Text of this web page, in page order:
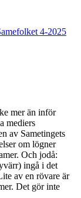
4-2025
mer än inför
mediers
av Sametingets
om lögner
Och jodå:
ingå i det
av en rövare är
Det gör inte